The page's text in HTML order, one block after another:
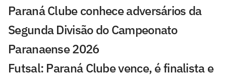
Paraná Clube conhece adversários da
Segunda Divisão do Campeonato
Paranaense 2026
Futsal: Paraná Clube vence, é finalista e